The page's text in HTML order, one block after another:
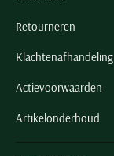
Retourneren
Klachtenafhandeling
Actievoorwaarden
Artikelonderhoud